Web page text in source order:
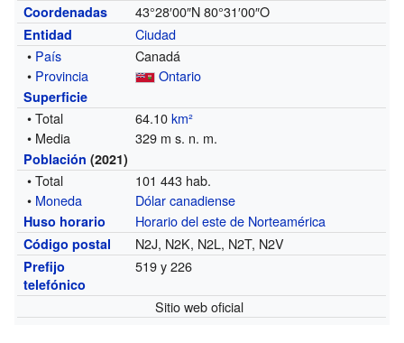
Coordenadas 43°28′00″N 80°31′00″O
Entidad
Ciudad
• País
Canadá
• Provincia Ontario
Superficie
• Total 64.10km²
• Media
329 m s. n. m.
Población (2021)
• Total
101 443 hab.
• Moneda Dólar canadiense
Huso horario Horario del este de Norteamérica
Código postal N2J, N2K, N2L, N2T, N2V
Prefijo
telefónico
519 y 226
Sitio web oficial